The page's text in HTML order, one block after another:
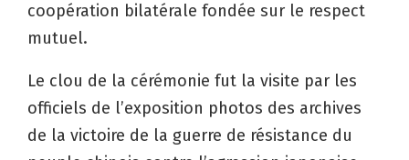
coopération bilatérale fondée sur le respect
mutuel.
Le clou de la cérémonie fut la visite par les
officiels de l’exposition photos des archives
de la victoire de la guerre de résistance du